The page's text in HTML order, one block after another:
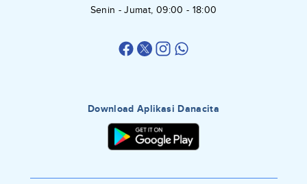
Senin - Jumat, 09:00 - 18:00
Download Aplikasi Danacita